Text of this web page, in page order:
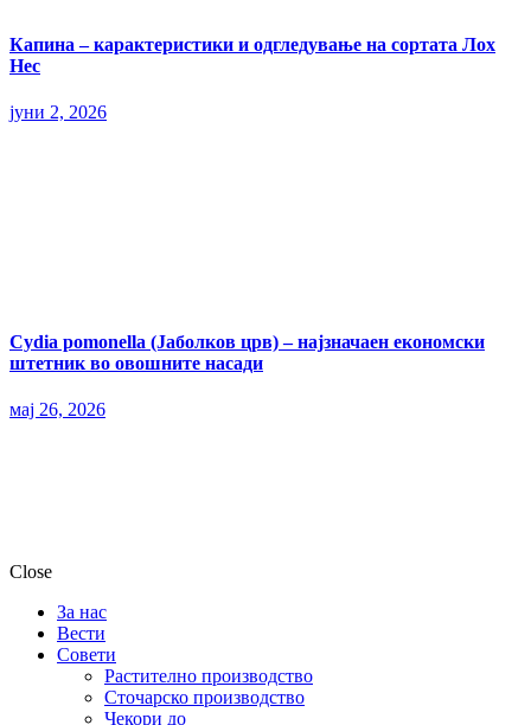
Капина – карактеристики и одгледување на сортата Лох
Нес
јуни 2, 2026
Cydia pomonella (Јаболков црв) – најзначаен економски
штетник во овошните насади
мај 26, 2026
Close
За нас
Вести
Совети
Растително производство
Сточарско производство
Чекори до